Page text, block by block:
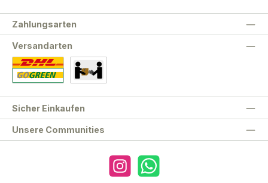
Unsere Communities
Zahlungsarten
Versandarten
Sicher Einkaufen
Instagram WhatsApp